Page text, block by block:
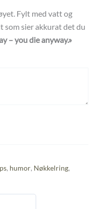
Fylt med vatt og
som sier akkurat det du
– you die anyway.»
, humor, Nøkkelring,